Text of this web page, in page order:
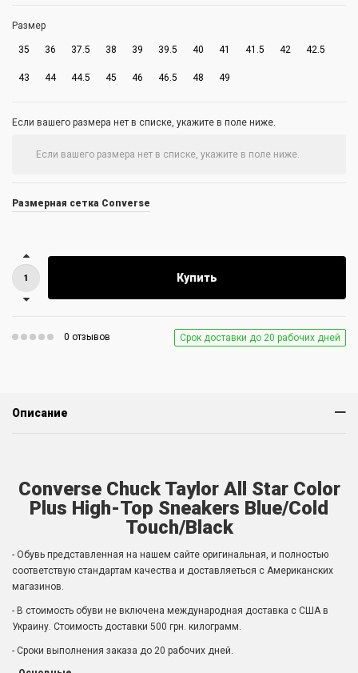
Размер
35 36 37.5 38 39 39.5 40 41 41.5 42 42.5
43 44 44.5 45 46 46.5 48 49
Если вашего размера нет в списке, укажите в поле ниже.
Размерная сетка Converse
Купить
0 отзывов Срок доставки до 20 рабочих дней
Описание
Converse Chuck Taylor All Star Color
Plus High-Top Sneakers Blue/Cold
Touch/Black
- Обувь представленная на нашем сайте оригинальная, и полностью
соответствую стандартам качества и доставляеться с Американских
магазинов.
- В стоимость обуви не включена международная доставка с США в
Украину. Стоимость доставки 500 грн. килограмм.
- Сроки выполнения заказа до 20 рабочих дней.